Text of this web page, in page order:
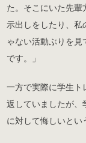
た。そこにいた先輩
示出しをしたり、私
ゃない活動ぶりを
です。」
一方で実際に学生ト
返していましたが、
に対して悔しいとい